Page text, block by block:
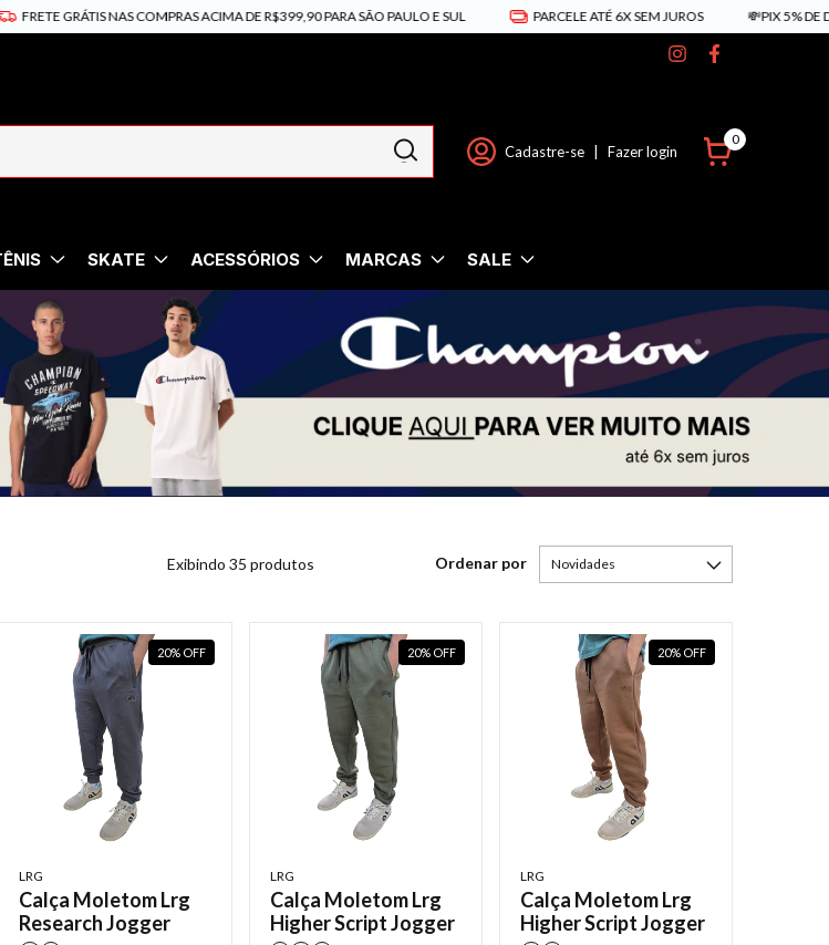
NAS COMPRAS ACIMA DE R$399,90 PARA SÃO PAULO E SUL PARCELE ATÉ 6X SEM JUROS 💸PIX 5% DE DESCONTO
Cadastre-se Fazer login
0
SKATE ACESSÓRIOS MARCAS SALE
Exibindo 35 produtos Ordenar por
20% OFF
LRG
Calça Moletom Lrg
Research Jogger
20% OFF
LRG
Calça Moletom Lrg
Higher Script Jogger
20% OFF
LRG
Calça Moletom Lrg
Higher Script Jogger